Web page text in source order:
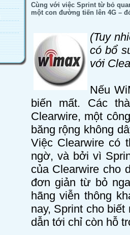
Cùng với việc Sprint từ bỏ
một con đường tiến lên 4G –
(Tuy
có bổ
với
Nếu
biến mất. Các
Clearwire, một
băng rộng không
Việc Clearwire có
ngờ, và bởi vì
của Clearwire cho
đơn giản từ bỏ
hãng viễn thông
nay, Sprint cho
dẫn tới chỉ còn hỗ